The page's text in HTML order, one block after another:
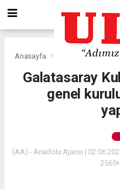
Anasayfa
Galatasaray
genel
(AA) - Anadolu Ajansı |